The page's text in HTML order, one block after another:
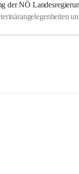
der NÖ